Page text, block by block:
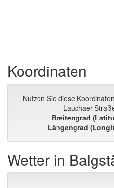
Koordinaten
Nutzen Sie diese
Lauchaer
Breitengrad
Längengrad
Wetter in